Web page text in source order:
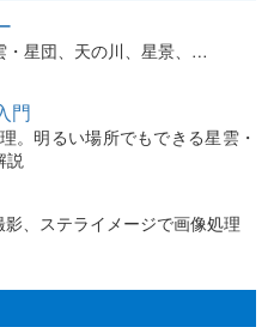
・星団、天の川、星景、…
門
。明るい場所でもできる星雲・
説
、ステライメージで画像処理